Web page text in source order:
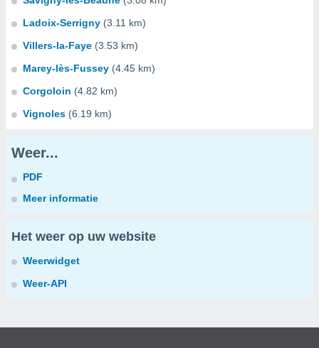
Ladoix-Serrigny (3.11 km)
Villers-la-Faye (3.53 km)
Marey-lès-Fussey (4.45 km)
Corgoloin (4.82 km)
Vignoles (6.19 km)
Weer...
PDF
Meer informatie
Het weer op uw website
Weerwidget
Weer-API